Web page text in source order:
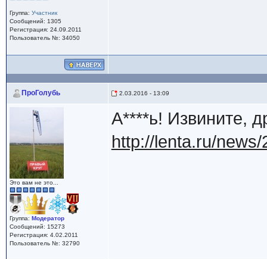
Группа: Участник
Сообщений: 1305
Регистрация: 24.09.2011
Пользователь №: 34050
ПроГолубь 2.03.2016 - 13:09
Это вам не это...
Группа: Модератор
Сообщений: 15273
Регистрация: 4.02.2011
Пользователь №: 32790
А****ь! Извините,
http://lenta.ru/